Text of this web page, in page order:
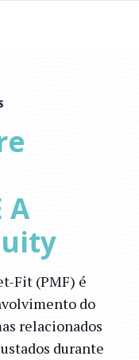
A
Fit (PMF) é
do
relacionados
durante